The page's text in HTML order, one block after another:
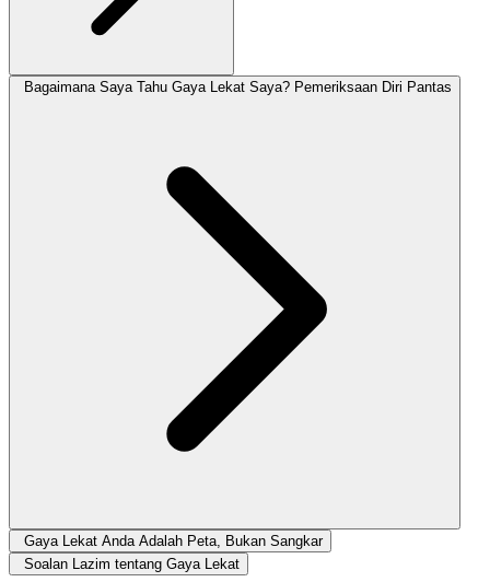
Bagaimana Saya Tahu Gaya Lekat Saya? Pemeriksaan Diri Pantas
Gaya Lekat Anda Adalah Peta, Bukan Sangkar
Soalan Lazim tentang Gaya Lekat